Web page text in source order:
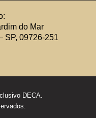
do Mar
SP, 09726-251
DECA.